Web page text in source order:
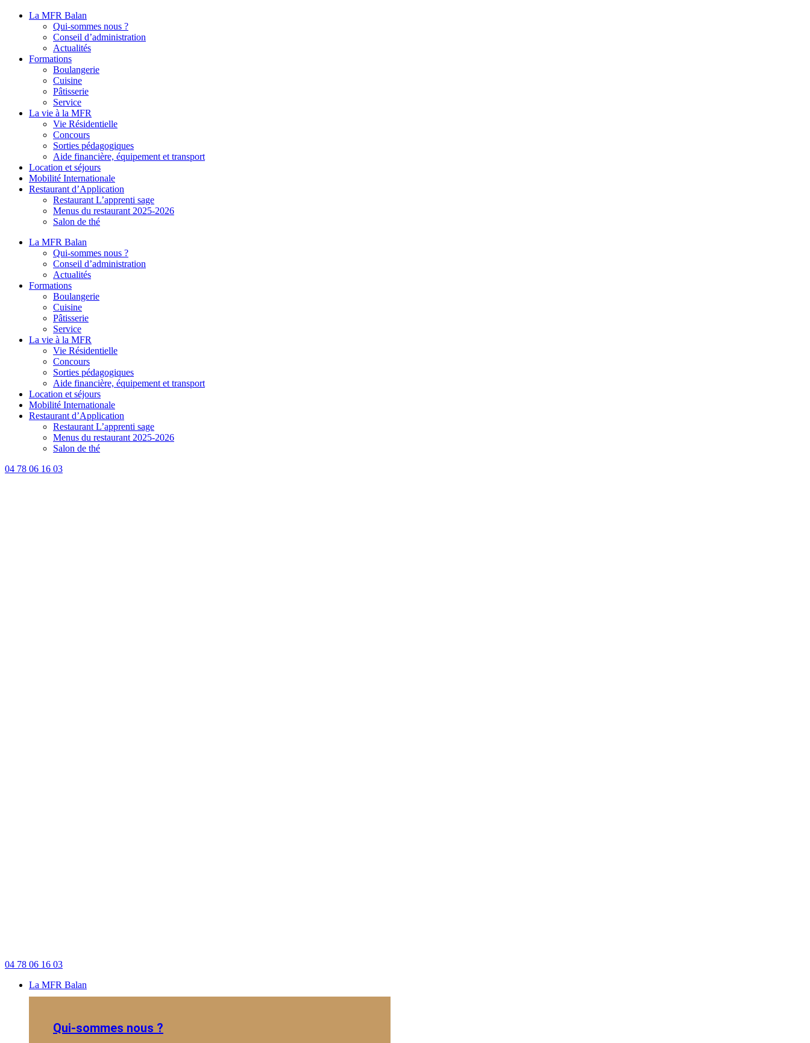
La MFR Balan
Qui-sommes nous ?
Conseil d’administration
Actualités
Formations
Boulangerie
Cuisine
Pâtisserie
Service
La vie à la MFR
Vie Résidentielle
Concours
Sorties pédagogiques
Aide financière, équipement et transport
Location et séjours
Mobilité Internationale
Restaurant d’Application
Restaurant L’apprenti sage
Menus du restaurant 2025-2026
Salon de thé
La MFR Balan
Qui-sommes nous ?
Conseil d’administration
Actualités
Formations
Boulangerie
Cuisine
Pâtisserie
Service
La vie à la MFR
Vie Résidentielle
Concours
Sorties pédagogiques
Aide financière, équipement et transport
Location et séjours
Mobilité Internationale
Restaurant d’Application
Restaurant L’apprenti sage
Menus du restaurant 2025-2026
Salon de thé
04 78 06 16 03
04 78 06 16 03
La MFR Balan
Qui-sommes nous ?